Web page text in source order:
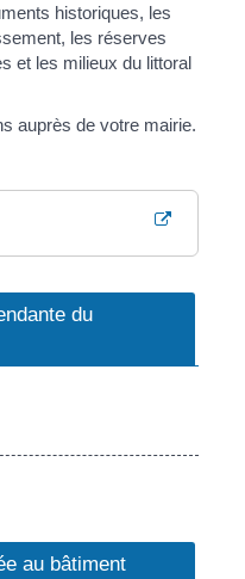
historiques, les
les réserves
et les milieux du littoral
auprès de votre mairie.
du
au bâtiment